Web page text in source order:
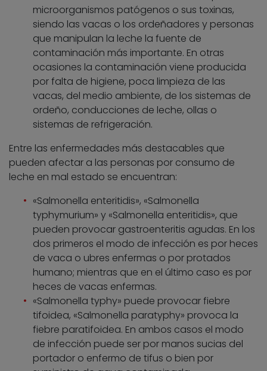
microorganismos patógenos o sus toxinas,
siendo las vacas o los ordeñadores y personas
que manipulan la leche la fuente de
contaminación más importante. En otras
ocasiones la contaminación viene producida
por falta de higiene, poca limpieza de las
vacas, del medio ambiente, de los sistemas de
ordeño, conducciones de leche, ollas o
sistemas de refrigeración.
Entre las enfermedades más destacables que
pueden afectar a las personas por consumo de
leche en mal estado se encuentran:
«Salmonella enteritidis», «Salmonella
typhymurium» y «Salmonella enteritidis», que
pueden provocar gastroenteritis agudas. En los
dos primeros el modo de infección es por heces
de vaca o ubres enfermas o por protados
humano; mientras que en el último caso es por
heces de vacas enfermas.
«Salmonella typhy» puede provocar fiebre
tifoidea, «Salmonella paratyphy» provoca la
fiebre paratifoidea. En ambos casos el modo
de infección puede ser por manos sucias del
portador o enfermo de tifus o bien por